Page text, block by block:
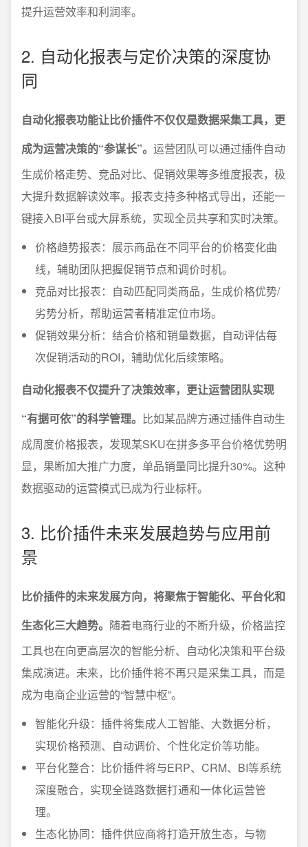
提升运营效率和利润率。
2. 自动化报表与定价决策的深度协
同
自动化报表功能让比价插件不仅仅是数据采集工具，更
成为运营决策的“参谋长”。 运营团队可以通过插件自动
生成价格走势、竞品对比、促销效果等多维度报表，极
大提升数据解读效率。报表支持多种格式导出，还能一
键接入BI平台或大屏系统，实现全员共享和实时决策。
价格趋势报表：展示商品在不同平台的价格变化曲
线，辅助团队把握促销节点和调价时机。
竞品对比报表：自动匹配同类商品，生成价格优势/
劣势分析，帮助运营者精准定位市场。
促销效果分析：结合价格和销量数据，自动评估每
次促销活动的ROI，辅助优化后续策略。
自动化报表不仅提升了决策效率，更让运营团队实现
“有据可依”的科学管理。 比如某品牌方通过插件自动生
成周度价格报表，发现某SKU在拼多多平台价格优势明
显，果断加大推广力度，单品销量同比提升30%。这种
数据驱动的运营模式已成为行业标杆。
3. 比价插件未来发展趋势与应用前
景
比价插件的未来发展方向，将聚焦于智能化、平台化和
生态化三大趋势。 随着电商行业的不断升级，价格监控
工具也在向更高层次的智能分析、自动化决策和平台级
集成演进。未来，比价插件将不再只是采集工具，而是
成为电商企业运营的“智慧中枢”。
智能化升级：插件将集成人工智能、大数据分析，
实现价格预测、自动调价、个性化定价等功能。
平台化整合：比价插件将与ERP、CRM、BI等系统
深度融合，实现全链路数据打通和一体化运营管
理。
生态化协同：插件供应商将打造开放生态，与物